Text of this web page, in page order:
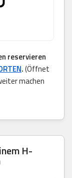
reservieren
.(Öffnet
machen
H-